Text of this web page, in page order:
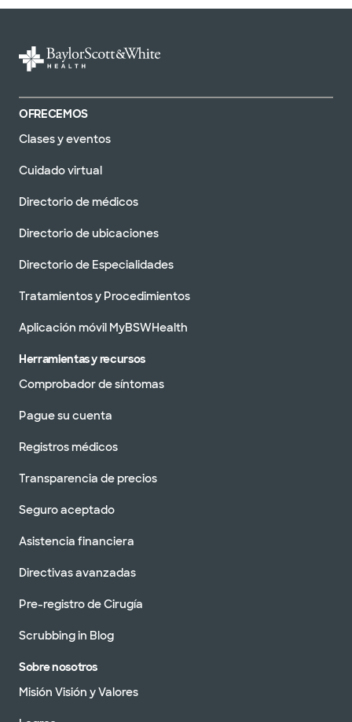
OFRECEMOS
Clases y eventos
Cuidado virtual
Directorio de médicos
Directorio de ubicaciones
Directorio de Especialidades
Tratamientos y Procedimientos
Aplicación móvil MyBSWHealth
Herramientas y recursos
Comprobador de síntomas
Pague su cuenta
Registros médicos
Transparencia de precios
Seguro aceptado
Asistencia financiera
Directivas avanzadas
Pre-registro de Cirugía
Scrubbing in Blog
Sobre nosotros
Misión Visión y Valores